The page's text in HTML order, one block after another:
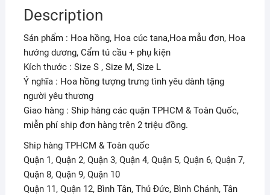
Description
Sản phẩm : Hoa hồng, Hoa cúc tana,Hoa mẫu đơn, Hoa
hướng dương, Cẩm tú cầu + phụ kiện
Kích thước : Size S , Size M, Size L
Ý nghĩa : Hoa hồng tượng trưng tình yêu dành tặng
người yêu thương
Giao hàng : Ship hàng các quận TPHCM & Toàn Quốc,
miễn phí ship đơn hàng trên 2 triệu đồng.
Ship hàng TPHCM & Toàn quốc
Quận 1, Quận 2, Quận 3, Quận 4, Quận 5, Quận 6, Quận 7,
Quận 8, Quận 9, Quận 10
Quận 11, Quận 12, Bình Tân, Thủ Đức, Bình Chánh, Tân